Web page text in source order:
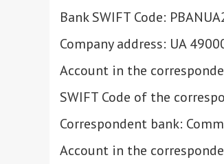
Bank SWIFT Code:
Company address: UA
Account in the
SWIFT Code of the
Correspondent bank:
Account in the